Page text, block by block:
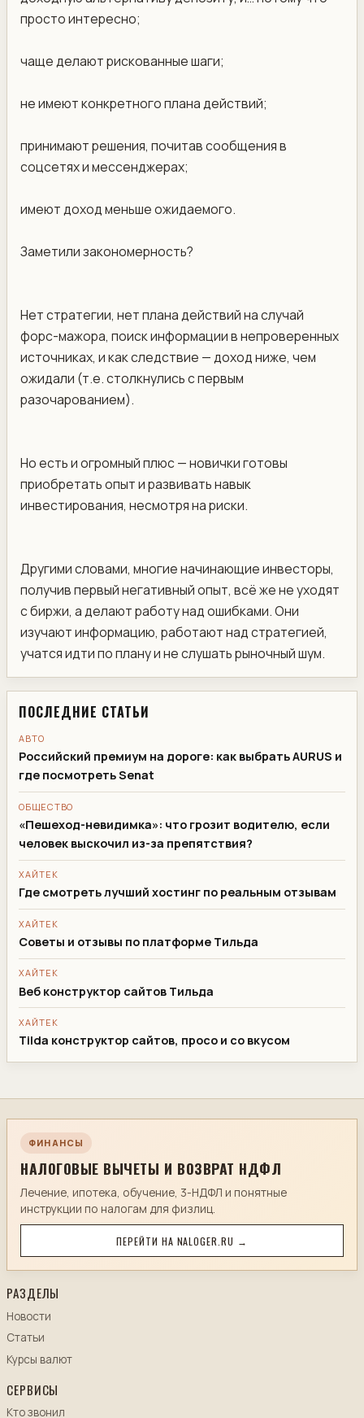
просто интересно;
чаще делают рискованные шаги;
не имеют конкретного плана действий;
принимают решения, почитав сообщения в
соцсетях и мессенджерах;
имеют доход меньше ожидаемого.
Заметили закономерность?
Нет стратегии, нет плана действий на случай
форс-мажора, поиск информации в непроверенных
источниках, и как следствие — доход ниже, чем
ожидали (т.е. столкнулись с первым
разочарованием).
Но есть и огромный плюс — новички готовы
приобретать опыт и развивать навык
инвестирования, несмотря на риски.
Другими словами, многие начинающие инвесторы,
получив первый негативный опыт, всё же не уходят
с биржи, а делают работу над ошибками. Они
изучают информацию, работают над стратегией,
учатся идти по плану и не слушать рыночный шум.
ПОСЛЕДНИЕ СТАТЬИ
АВТО
Российский премиум на дороге: как выбрать AURUS и
где посмотреть Senat
ОБЩЕСТВО
«Пешеход-невидимка»: что грозит водителю, если
человек выскочил из-за препятствия?
ХАЙТЕК
Где смотреть лучший хостинг по реальным отзывам
ХАЙТЕК
Советы и отзывы по платформе Тильда
ХАЙТЕК
Веб конструктор сайтов Тильда
ХАЙТЕК
Tilda конструктор сайтов, просо и со вкусом
ФИНАНСЫ
НАЛОГОВЫЕ ВЫЧЕТЫ И ВОЗВРАТ НДФЛ
Лечение, ипотека, обучение, 3-НДФЛ и понятные
инструкции по налогам для физлиц.
ПЕРЕЙТИ НА NALOGER.RU →
РАЗДЕЛЫ
Новости
Статьи
Курсы валют
СЕРВИСЫ
Кто звонил